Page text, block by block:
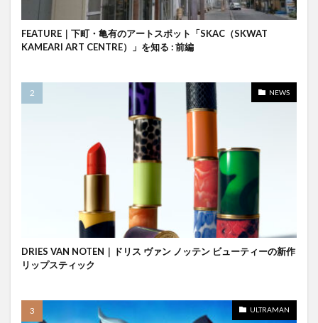
FEATURE｜下町・亀有のアートスポット「SKAC（SKWAT
KAMEARI ART CENTRE）」を知る : 前編
NEWS
DRIES VAN NOTEN｜ドリス ヴァン ノッテン ビューティーの新作
リップスティック
ULTRAMAN